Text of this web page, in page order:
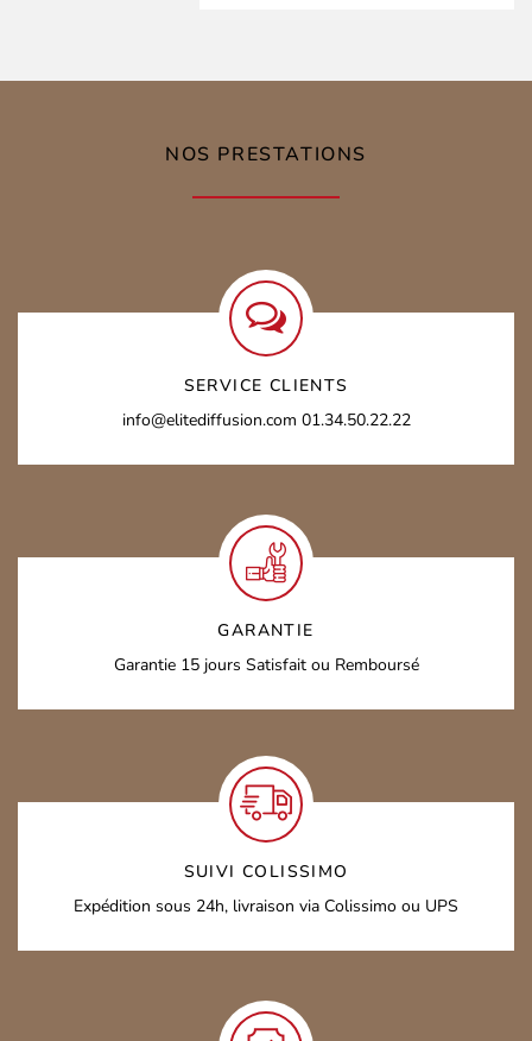
NOS PRESTATIONS
SERVICE CLIENTS
info@elitediffusion.com 01.34.50.22.22
GARANTIE
Garantie 15 jours Satisfait ou Remboursé
SUIVI COLISSIMO
Expédition sous 24h, livraison via Colissimo ou UPS